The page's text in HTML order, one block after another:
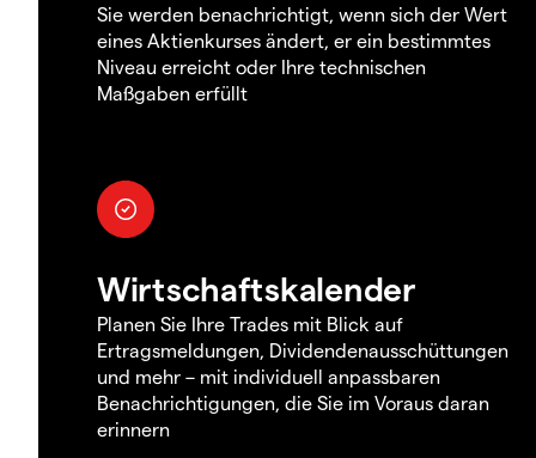
Sie werden benachrichtigt, wenn sich der Wert
eines Aktienkurses ändert, er ein bestimmtes
Niveau erreicht oder Ihre technischen
Maßgaben erfüllt
Wirtschaftskalender
Planen Sie Ihre Trades mit Blick auf
Ertragsmeldungen, Dividendenausschüttungen
und mehr – mit individuell anpassbaren
Benachrichtigungen, die Sie im Voraus daran
erinnern